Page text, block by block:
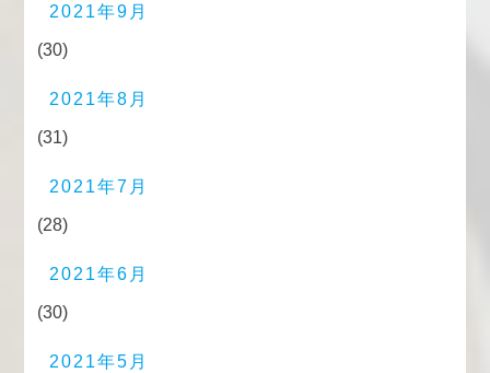
2021年9月
(30)
2021年8月
(31)
2021年7月
(28)
2021年6月
(30)
2021年5月